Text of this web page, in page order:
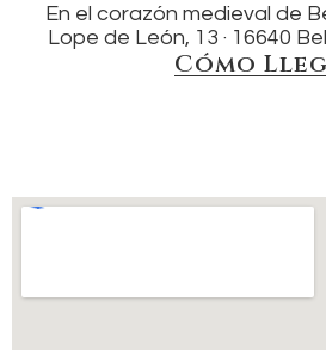
En el corazón medieval de
Lope de León, 13 · 16640
Cómo